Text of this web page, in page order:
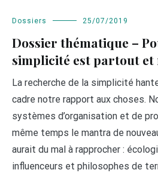
Dossiers 25/07/2019
Dossier thématique –
simplicité est partout
La recherche de la simplicité
cadre notre rapport aux choses.
systèmes d’organisation et de
même temps le mantra de
aurait du mal à rapprocher :
influenceurs et philosophes de